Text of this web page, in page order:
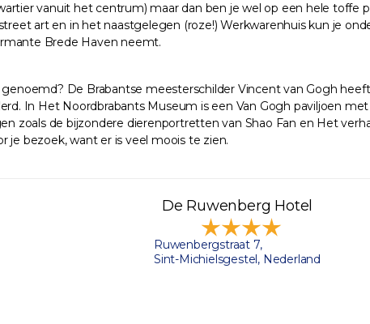
vanuit het centrum) maar dan ben je wel op een hele toffe
art en in het naastgelegen (roze!) Werkwarenhuis kun je
Brede Haven neemt.
De Brabantse meesterschilder Vincent van Gogh
In Het Noordbrabants Museum is een Van Gogh paviljoen
zoals de bijzondere dierenportretten van Shao Fan en Het
je bezoek, want er is veel moois te zien.
De Ruwenberg Hotel
Ruwenbergstraat 7,
Sint-Michielsgestel, Nederland